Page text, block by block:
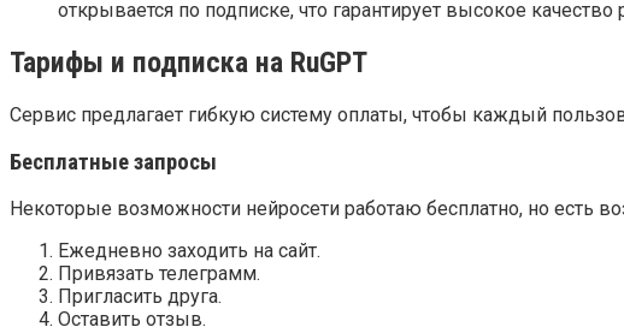
открывается по подписке, что гарантирует высокое качество
Тарифы и подписка на RuGPT
Сервис предлагает гибкую систему оплаты, чтобы каждый
Бесплатные запросы
Некоторые возможности нейросети работаю бесплатно, но есть
Ежедневно заходить на сайт.
Привязать телеграмм.
Пригласить друга.
Оставить отзыв.